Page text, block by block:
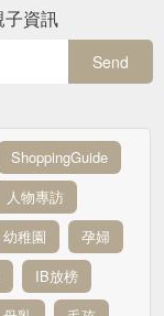
子資訊
Send
ShoppingGuide
人物專訪
幼稚園
孕婦
IB放榜